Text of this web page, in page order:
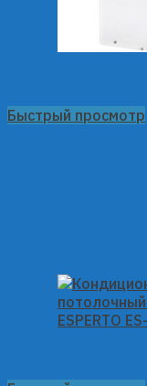
Быстрый просмотр